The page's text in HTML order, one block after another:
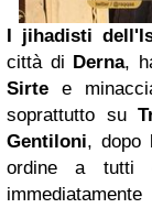
I jihadisti
città di Derna,
Sirte e
soprattutto su
Gentiloni, dopo
ordine a tutti